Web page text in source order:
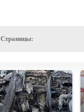
Страницы: